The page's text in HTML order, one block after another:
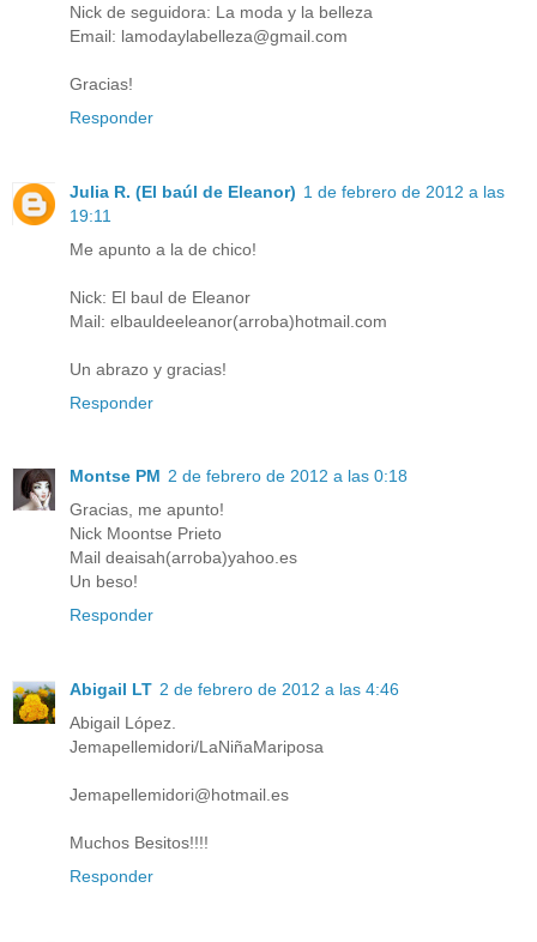
Nick de seguidora: La moda y la belleza
Email: lamodaylabelleza@gmail.com
Gracias!
Responder
Julia R. (El baúl de Eleanor) 1 de febrero de 2012 a las
19:11
Me apunto a la de chico!
Nick: El baul de Eleanor
Mail: elbauldeeleanor(arroba)hotmail.com
Un abrazo y gracias!
Responder
Montse PM 2 de febrero de 2012 a las 0:18
Gracias, me apunto!
Nick Moontse Prieto
Mail deaisah(arroba)yahoo.es
Un beso!
Responder
Abigail LT 2 de febrero de 2012 a las 4:46
Abigail López.
Jemapellemidori/LaNiñaMariposa
Jemapellemidori@hotmail.es
Muchos Besitos!!!!
Responder